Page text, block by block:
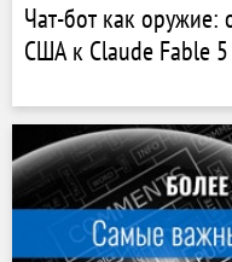
Чат-бот как оружие:
США к Claude Fable